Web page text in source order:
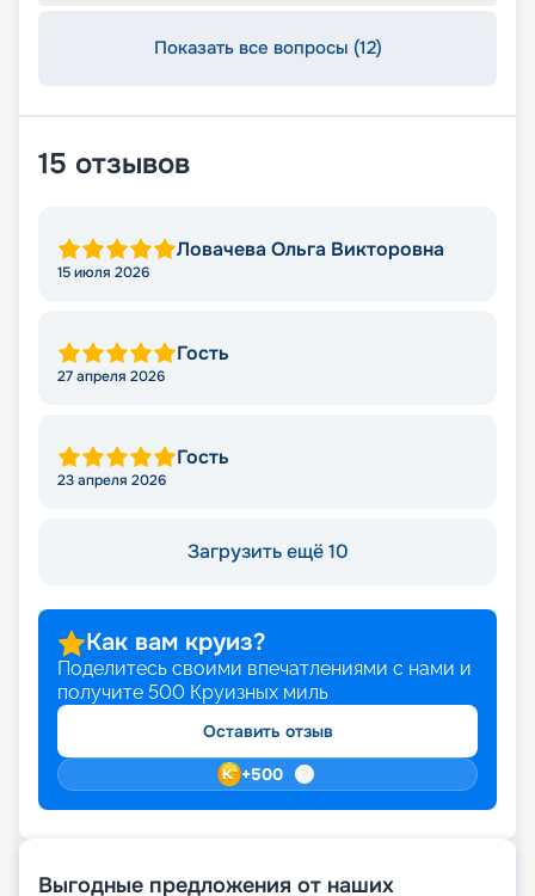
Показать все вопросы (12)
15 отзывов
Ловачева Ольга Викторовна
15 июля 2026
Гость
27 апреля 2026
Гость
23 апреля 2026
Загрузить ещё 10
Как вам круиз?
Поделитесь своими впечатлениями с нами и
получите 500 Круизных миль
Оставить отзыв
+500
Выгодные предложения от наших